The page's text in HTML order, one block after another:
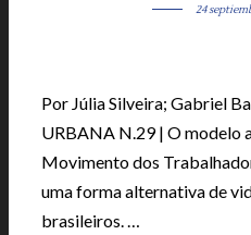
24
Por Júlia Silveira; Gabriel
URBANA N.29 | O modelo
Movimento dos
uma forma alternativa de
brasileiros. …